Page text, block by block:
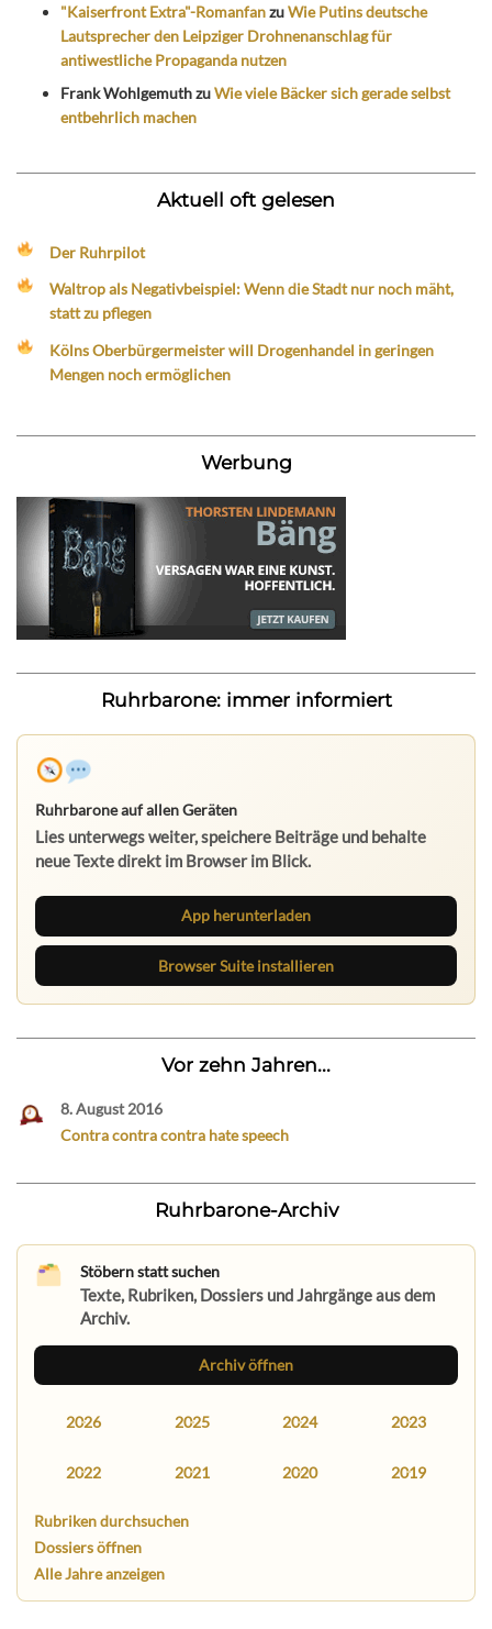
"Kaiserfront Extra"-RomanfanzuWie Putins deutsche
Lautsprecher den Leipziger Drohnenanschlag für
antiwestliche Propaganda nutzen
Frank WohlgemuthzuWie viele Bäcker sich gerade selbst
entbehrlich machen
Aktuell oft gelesen
Der Ruhrpilot
Waltrop als Negativbeispiel: Wenn die Stadt nur noch mäht,
statt zu pflegen
Kölns Oberbürgermeister will Drogenhandel in geringen
Mengen noch ermöglichen
Werbung
Ruhrbarone: immer informiert
Ruhrbarone auf allen Geräten
Lies unterwegs weiter, speichere Beiträge und behalte
neue Texte direkt im Browser im Blick.
App herunterladen
Browser Suite installieren
Vor zehn Jahren...
8. August 2016
Contra contra contra hate speech
Ruhrbarone-Archiv
Stöbern statt suchen
Texte, Rubriken, Dossiers und Jahrgänge aus dem
Archiv.
Archiv öffnen
2026 2025 2024 2023
2022 2021 2020 2019
Rubriken durchsuchen
Dossiers öffnen
Alle Jahre anzeigen